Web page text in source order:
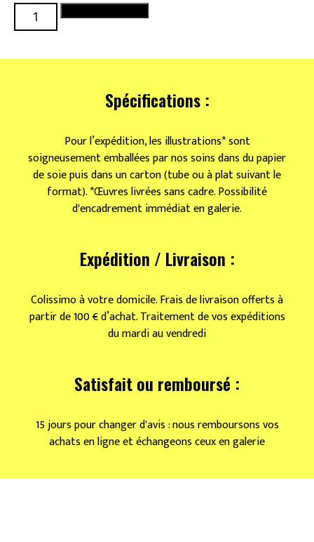
quantité
de
Spécifications :
Pour l’expédition, les illustrations* sont
soigneusement emballées par nos soins dans du papier
de soie puis dans un carton (tube ou à plat suivant le
format). *Œuvres livrées sans cadre. Possibilité
d'encadrement immédiat en galerie.
Expédition / Livraison :
Colissimo à votre domicile. Frais de livraison offerts à
partir de 100 € d’achat. Traitement de vos expéditions
du mardi au vendredi
Satisfait ou remboursé :
15 jours pour changer d'avis : nous remboursons vos
achats en ligne et échangeons ceux en galerie